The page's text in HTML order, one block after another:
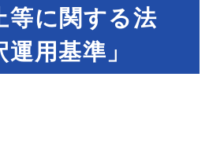
等に関する法
用基準」